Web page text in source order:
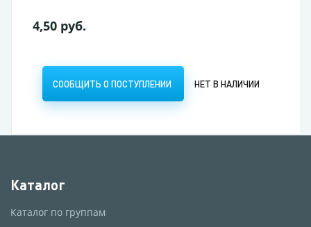
4,50 руб.
СООБЩИТЬ О ПОСТУПЛЕНИИ НЕТ В НАЛИЧИИ
Каталог
Каталог по группам